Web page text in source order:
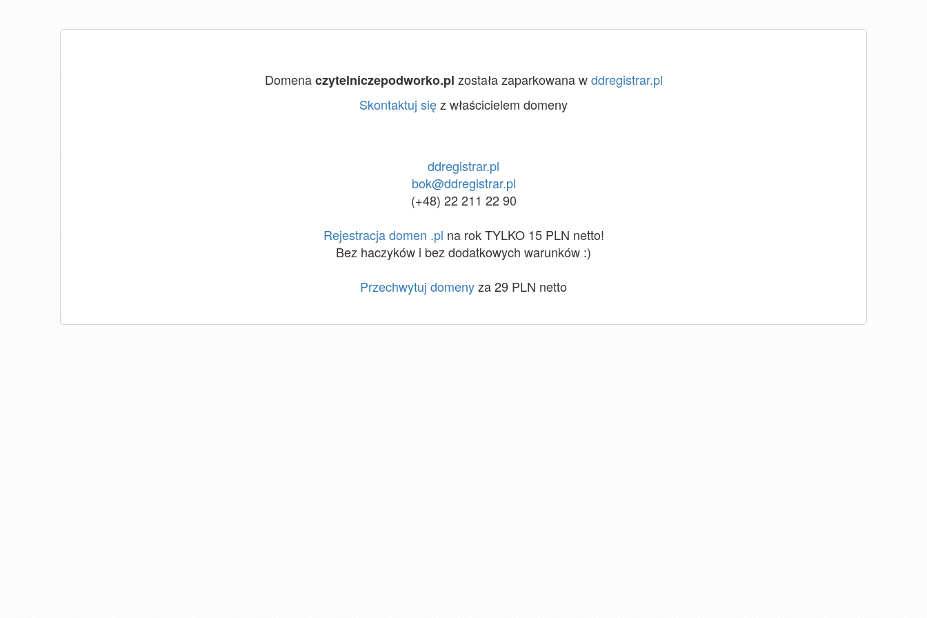
Domenaczytelniczepodworko.pl została zaparkowana wddregistrar.pl
Skontaktuj sięz właścicielem domeny
ddregistrar.pl
bok@ddregistrar.pl
(+48) 22 211 22 90
Rejestracja domen .pl na rok TYLKO 15 PLN netto!
Bez haczyków i bez dodatkowych warunków :)
Przechwytuj domenyza 29 PLN netto